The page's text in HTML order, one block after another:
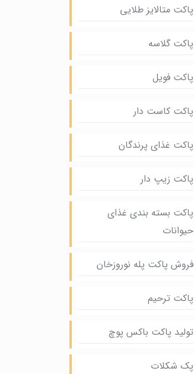
پاکت متالایز طلایی
پاکت گلاسه
پاکت فویل
پاکت کاست دار
پاکت غذای پرندگان
پاکت زیپ دار
پاکت بسته بندی غذای
حیوانات
فروش پاکت پله نوروزخان
پاکت ترحیم
تولید پاکت باکس پوچ
پک شکلات